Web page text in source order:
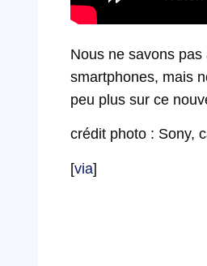
Nous ne savons
smartphones, mais
peu plus sur ce
crédit photo : Sony,
[via]